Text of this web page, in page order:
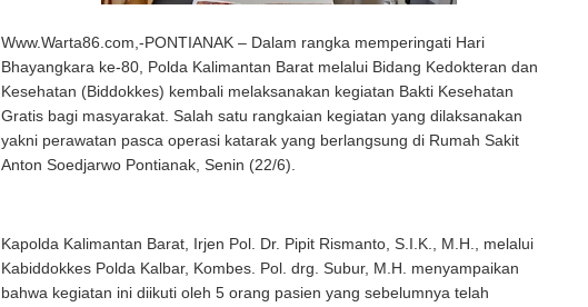
Www.Warta86.com,-PONTIANAK – Dalam rangka memperingati Hari
Bhayangkara ke-80, Polda Kalimantan Barat melalui Bidang Kedokteran dan
Kesehatan (Biddokkes) kembali melaksanakan kegiatan Bakti Kesehatan
Gratis bagi masyarakat. Salah satu rangkaian kegiatan yang dilaksanakan
yakni perawatan pasca operasi katarak yang berlangsung di Rumah Sakit
Anton Soedjarwo Pontianak, Senin (22/6).
Kapolda Kalimantan Barat, Irjen Pol. Dr. Pipit Rismanto, S.I.K., M.H., melalui
Kabiddokkes Polda Kalbar, Kombes. Pol. drg. Subur, M.H. menyampaikan
bahwa kegiatan ini diikuti oleh 5 orang pasien yang sebelumnya telah